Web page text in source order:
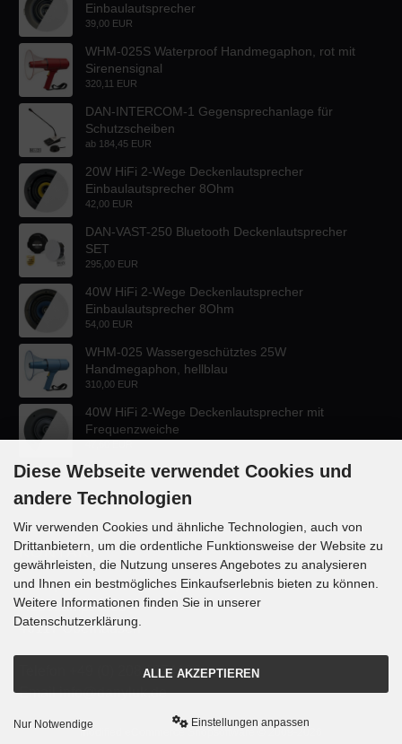
Einbaulautsprecher
39,00 EUR
WHM-025S Waterproof Handmegaphon, rot mit
Sirenensignal
320,11 EUR
DAN-INTERCOM-1 Gegensprechanlage für
Schutzscheiben
ab 184,45 EUR
20W HiFi 2-Wege Deckenlautsprecher
Einbaulautsprecher 8Ohm
42,00 EUR
DAN-VAST-250 Bluetooth Deckenlautsprecher
SET
295,00 EUR
40W HiFi 2-Wege Deckenlautsprecher
Einbaulautsprecher 8Ohm
54,00 EUR
WHM-025 Wassergeschütztes 25W
Handmegaphon, hellblau
310,00 EUR
40W HiFi 2-Wege Deckenlautsprecher mit
Frequenzweiche
KONTAKT
Lautsprecher-OnlineShop.de
Rübekampstr. 35
46117 Oberhausen
Telefon +49 (0) 208 / 874188
Email info@danyluk.de
mod
Diese Webseite verwendet Cookies und
andere Technologien
Wir verwenden Cookies und ähnliche Technologien, auch von
Drittanbietern, um die ordentliche Funktionsweise der Website zu
gewährleisten, die Nutzung unseres Angebotes zu analysieren
und Ihnen ein bestmögliches Einkaufserlebnis bieten zu können.
Weitere Informationen finden Sie in unserer
Datenschutzerklärung.
ALLE AKZEPTIEREN
Nur Notwendige Einstellungen anpassen